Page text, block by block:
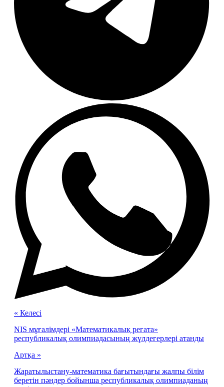
« Келесі
NIS мұғалімдері «Математикалық регата»
республикалық олимпиадасының жүлдегерлері атанды
Артқа »
Жаратылыстану-математика бағытындағы жалпы білім
беретін пәндер бойынша республикалық олимпиаданың